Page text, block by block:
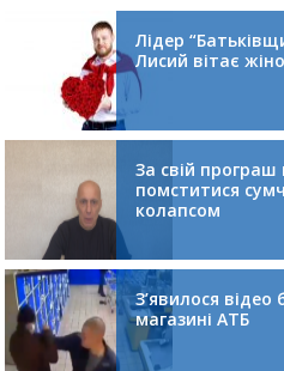
Лідер
Лисий вітає
За свій
помститися
колапсом
З’явилося
магазині АТБ